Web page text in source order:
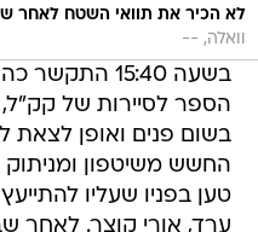
לא הכיר את תוואי השטח לאחר
וואלה, --
בשעה 15:40
הספר לסיירות של קק"ל,
בשום פנים ואופן לצאת
החשש משיטפון
טען בפניו שעליו
ערד, אורי קוצר. לאחר